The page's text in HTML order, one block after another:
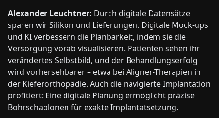
Alexander Leuchtner: Durch digitale Datensätze
sparen wir Silikon und Lieferungen. Digitale Mock-ups
und KI verbessern die Planbarkeit, indem sie die
Versorgung vorab visualisieren. Patienten sehen ihr
verändertes Selbstbild, und der Behandlungserfolg
wird vorhersehbarer – etwa bei Aligner-Therapien in
der Kieferorthopädie. Auch die navigierte Implantation
profitiert: Eine digitale Planung ermöglicht präzise
Bohrschablonen für exakte Implantatsetzung.